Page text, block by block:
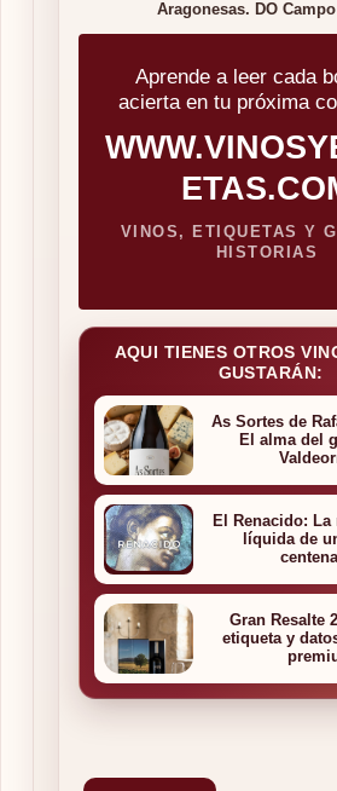
Aragonesas. DO
Aprende a leer cada
acierta en tu próxima
VINOS, ETIQUETAS Y
HISTORIAS
AQUI TIENES OTROS
GUSTARÁN:
As Sortes de
El alma del
El Renacido:
líquida de
Gran Resalte
etiqueta y